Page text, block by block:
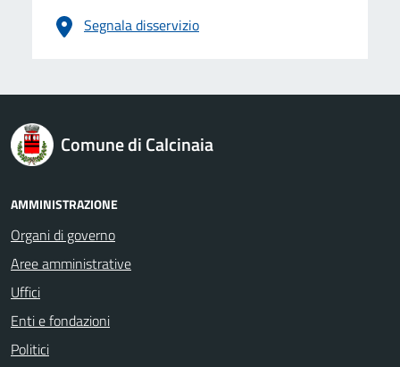
Segnala disservizio
logo Unione Europea
Comune di Calcinaia
AMMINISTRAZIONE
Organi di governo
Aree amministrative
Uffici
Enti e fondazioni
Politici